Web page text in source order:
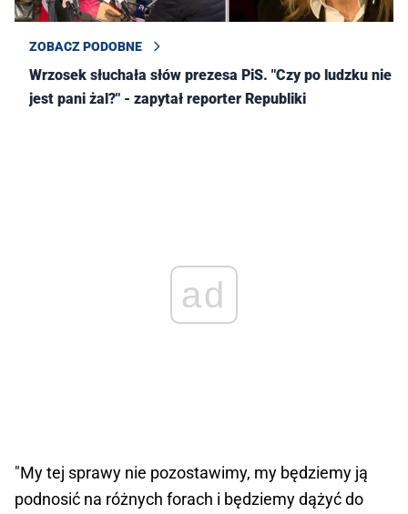
ZOBACZ PODOBNE
Wrzosek słuchała słów prezesa PiS. "Czy po ludzku nie
jest pani żal?" - zapytał reporter Republiki
ad
"My tej sprawy nie pozostawimy, my będziemy ją
podnosić na różnych forach i będziemy dążyć do